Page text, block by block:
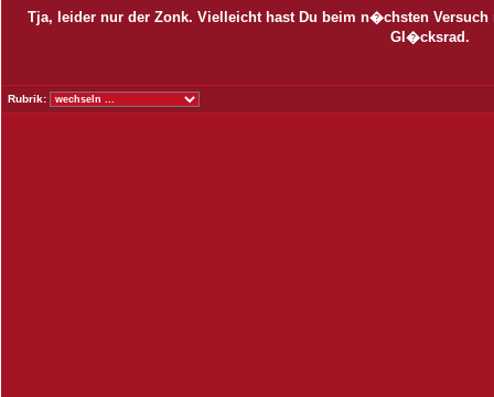
Tja, leider nur der Zonk. Vielleicht hast Du beim n�chsten
Gl�cksrad.
Rubrik: